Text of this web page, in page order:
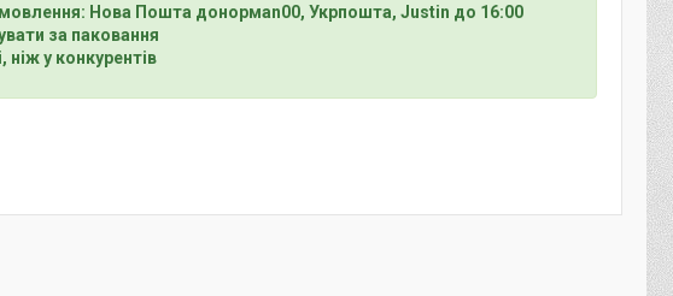
Нова Пошта донормan00, Укрпошта, Justin до 16:00
за паковання
у конкурентів